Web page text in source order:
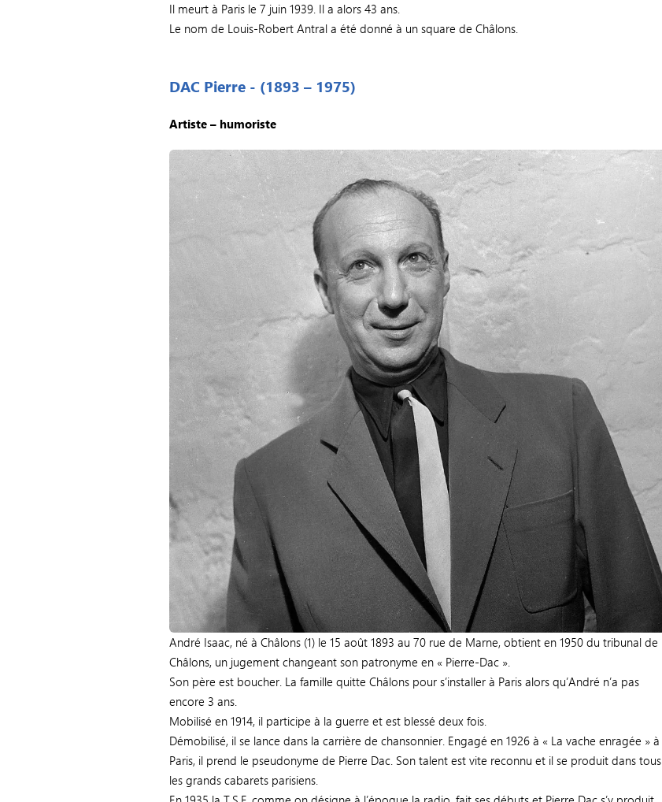
Il meurt à Paris le 7 juin 1939. Il a alors 43 ans.
Le nom de Louis-Robert Antral a été donné à un square de Châlons.
DAC Pierre - (1893 – 1975)
Artiste – humoriste
André Isaac, né à Châlons (1) le 15 août 1893 au 70 rue de Marne, obtient en 1950 du tribunal de
Châlons, un jugement changeant son patronyme en « Pierre-Dac ».
Son père est boucher. La famille quitte Châlons pour s’installer à Paris alors qu’André n’a pas
encore 3 ans.
Mobilisé en 1914, il participe à la guerre et est blessé deux fois.
Démobilisé, il se lance dans la carrière de chansonnier. Engagé en 1926 à « La vache enragée » à
Paris, il prend le pseudonyme de Pierre Dac. Son talent est vite reconnu et il se produit dans tous
les grands cabarets parisiens.